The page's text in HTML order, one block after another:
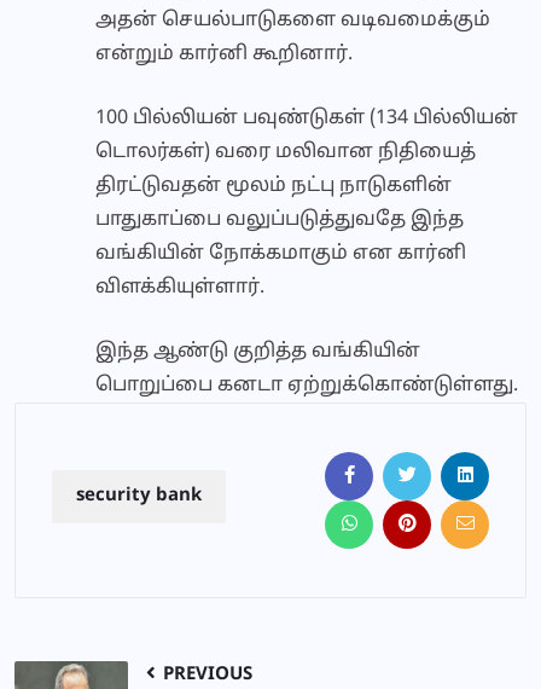
அதன் செயல்பாடுகளை வடிவமைக்கும்
என்றும் கார்னி கூறினார்.
100 பில்லியன் பவுண்டுகள் (134 பில்லியன்
டொலர்கள்) வரை மலிவான நிதியைத்
திரட்டுவதன் மூலம் நட்பு நாடுகளின்
பாதுகாப்பை வலுப்படுத்துவதே இந்த
வங்கியின் நோக்கமாகும் என கார்னி
விளக்கியுள்ளார்.
இந்த ஆண்டு குறித்த வங்கியின்
பொறுப்பை கனடா ஏற்றுக்கொண்டுள்ளது.
security bank
PREVIOUS